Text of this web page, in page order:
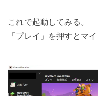
これで起動してみる。
「プレイ」を押すとマ